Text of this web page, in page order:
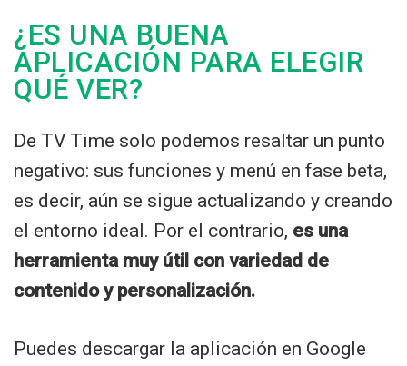
¿ES UNA BUENA
APLICACIÓN PARA ELEGIR
QUÉ VER?
De TV Time solo podemos resaltar un punto
negativo: sus funciones y menú en fase beta,
es decir, aún se sigue actualizando y creando
el entorno ideal. Por el contrario, es una
herramienta muy útil con variedad de
contenido y personalización.
Puedes descargar la aplicación en Google